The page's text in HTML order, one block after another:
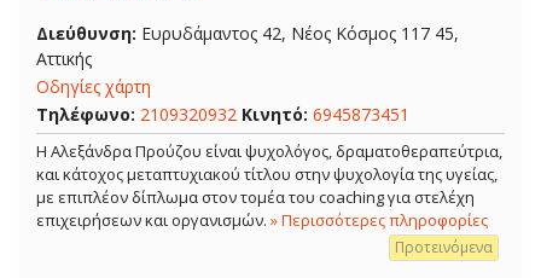
Διεύθυνση: Ευρυδάμαντος 42, Νέος Κόσμος 117 45,
Αττικής
Οδηγίες χάρτη
Τηλέφωνο: 2109320932 Κινητό: 6945873451
Η Αλεξάνδρα Προύζου είναι ψυχολόγος, δραματοθεραπεύτρια,
και κάτοχος μεταπτυχιακού τίτλου στην ψυχολογία της υγείας,
με επιπλέον δίπλωμα στον τομέα του coaching για στελέχη
επιχειρήσεων και οργανισμών. » Περισσότερες πληροφορίες
Προτεινόμενα